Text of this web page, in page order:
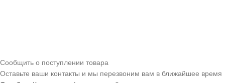
Сообщить о поступлении товара
Оставьте ваши контакты и мы перезвоним вам в ближайшее время